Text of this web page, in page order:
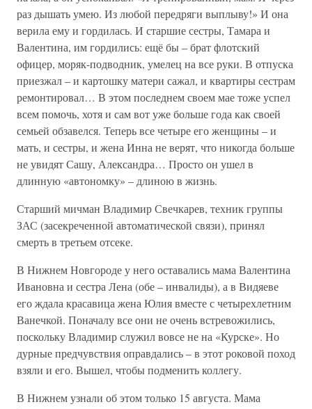
раз дышать умею. Из любой передряги выплыву!» И она
верила ему и гордилась. И старшие сестры, Тамара и
Валентина, им гордились: ещё бы – брат флотский
офицер, моряк-подводник, умелец на все руки. В отпуска
приезжал – и картошку матери сажал, и квартиры сестрам
ремонтировал… В этом последнем своем мае тоже успел
всем помочь, хотя и сам вот уже больше года как своей
семьей обзавелся. Теперь все четыре его женщины – и
мать, и сестры, и жена Инна не верят, что никогда больше
не увидят Сашу, Александра… Просто он ушел в
длинную «автономку» – длиною в жизнь.
Старший мичман Владимир Свечкарев, техник группы
ЗАС (засекреченной автоматической связи), принял
смерть в третьем отсеке.
В Нижнем Новгороде у него оставались мама Валентина
Ивановна и сестра Лена (обе – инвалиды), а в Видяеве
его ждала красавица жена Юлия вместе с четырехлетним
Ванечкой. Поначалу все они не очень встревожились,
поскольку Владимир служил вовсе не на «Курске». Но
дурные предчувствия оправдались – в этот роковой поход
взяли и его. Вышел, чтобы подменить коллегу.
В Нижнем узнали об этом только 15 августа. Мама